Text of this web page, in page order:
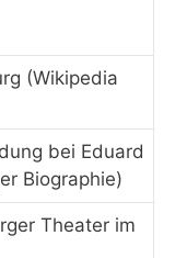
(Wikipedia
bei Eduard
Biographie)
Theater im